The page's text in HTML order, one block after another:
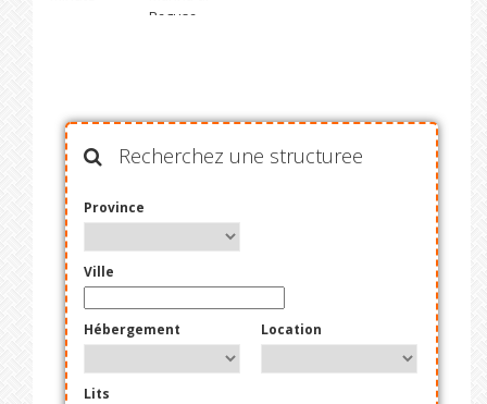
Ragusa
Recherchez une structuree
Province
Ville
Hébergement Location
Lits